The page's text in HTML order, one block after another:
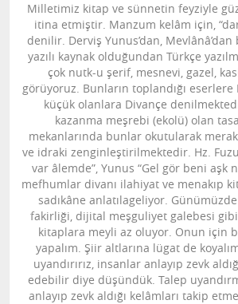
Milletimiz kitap ve sünnetin feyziyle
itina etmiştir. Manzum kelâm için,
denilir. Derviş Yunus’dan,
yazılı kaynak olduğundan Türkçe
çok nutk-u şerif, mesnevi, gazel,
görüyoruz. Bunların toplandığı
küçük olanlara Divançe
kazanma meşrebi (ekolü) olan
mekanlarında bunlar okutularak
ve idraki zenginleştirilmektedir. Hz.
var âlemde”, Yunus “Gel gör beni aşk
mefhumlar divanı ilahiyat ve menakıp
sadıkâne anlatılageliyor.
fakirliği, dijital meşguliyet galebesi
kitaplara meyli az oluyor. Onun için
yapalım. Şiir altlarına lügat de
uyandırırız, insanlar anlayıp zevk
edebilir diye düşündük. Talep
anlayıp zevk aldığı kelâmları takip